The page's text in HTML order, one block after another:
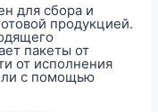
для сбора и
продукцией.
пакеты от
от исполнения
с помощью